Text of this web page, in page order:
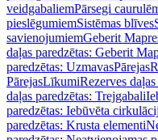
veidgabaliemPārsegi
pieslēgumiemSistēmas blīves
savienojumiemGeberit
daļas paredzētas: Geberit
paredzētas: UzmavasPārejas
PārejasLīkumiRezerves
daļas paredzētas: Trejgabali
paredzētas: Iebūvēta
paredzētas: Krusta elementi